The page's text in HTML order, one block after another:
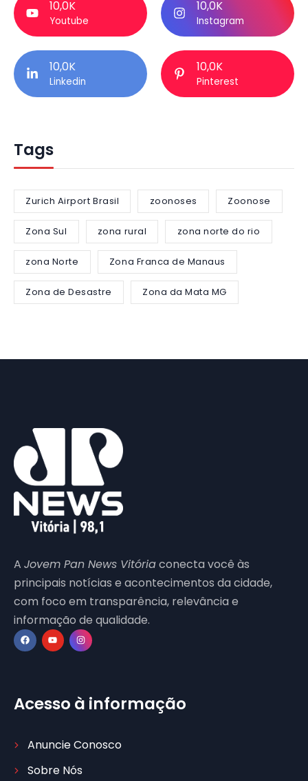
10,0K
Youtube
10,0K
Instagram
10,0K
Linkedin
10,0K
Pinterest
Tags
Zurich Airport Brasil zoonoses Zoonose
Zona Sul zona rural zona norte do rio
zona Norte Zona Franca de Manaus
Zona de Desastre Zona da Mata MG
A Jovem Pan News Vitóriaconecta você às
principais notícias e acontecimentos da cidade,
com foco em transparência, relevância e
informação de qualidade.
Acesso à informação
Anuncie Conosco
Sobre Nós